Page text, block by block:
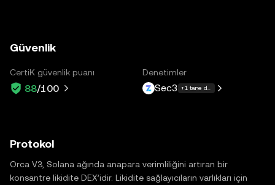
Güvenlik
CertiK güvenlik puanı
88/100
Denetimler
Sec3 +1 tane daha
Protokol
Orca V3, Solana ağında anapara verimliliğini artıran bir
konsantre likidite DEX’idir. Likidite sağlayıcıların varlıkları için